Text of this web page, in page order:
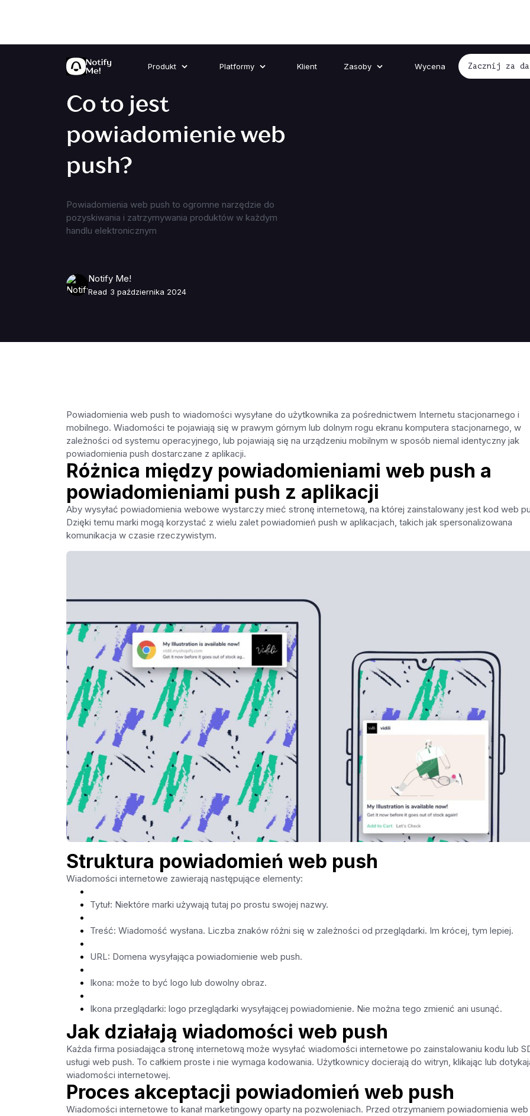
Produkt Platformy Klient Zasoby Wycena Zacznij za
Co to jest
powiadomienie web
push?
Powiadomienia web push to ogromne narzędzie do
pozyskiwania i zatrzymywania produktów w każdym
handlu elektronicznym
Notify Me!
Read 3 października 2024
Powiadomienia web push to wiadomości wysyłane do użytkownika za pośrednictwem Internetu stacjonarnego i
mobilnego. Wiadomości te pojawiają się w prawym górnym lub dolnym rogu ekranu komputera stacjonarnego, w
zależności od systemu operacyjnego, lub pojawiają się na urządzeniu mobilnym w sposób niemal identyczny jak
powiadomienia push dostarczane z aplikacji.
Różnica między powiadomieniami web push a
powiadomieniami push z aplikacji
Aby wysyłać powiadomienia webowe wystarczy mieć stronę internetową, na której zainstalowany jest kod web
Dzięki temu marki mogą korzystać z wielu zalet powiadomień push w aplikacjach, takich jak spersonalizowana
komunikacja w czasie rzeczywistym.
Struktura powiadomień web push
Wiadomości internetowe zawierają następujące elementy:
Tytuł: Niektóre marki używają tutaj po prostu swojej nazwy.
Treść: Wiadomość wysłana. Liczba znaków różni się w zależności od przeglądarki. Im krócej, tym lepiej.
URL: Domena wysyłająca powiadomienie web push.
Ikona: może to być logo lub dowolny obraz.
Ikona przeglądarki: logo przeglądarki wysyłającej powiadomienie. Nie można tego zmienić ani usunąć.
Jak działają wiadomości web push
Każda firma posiadająca stronę internetową może wysyłać wiadomości internetowe po zainstalowaniu kodu lub
usługi web push. To całkiem proste i nie wymaga kodowania. Użytkownicy docierają do witryn, klikając lub
wiadomości internetowej.
Proces akceptacji powiadomień web push
Wiadomości internetowe to kanał marketingowy oparty na pozwoleniach. Przed otrzymaniem powiadomienia web